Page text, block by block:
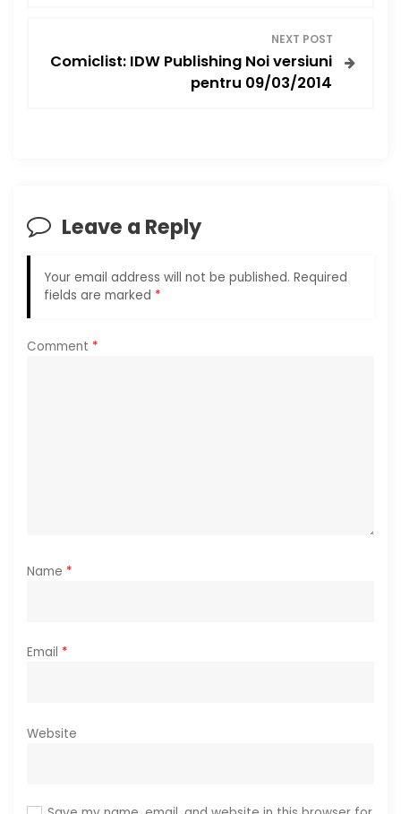
i
a
t
NEXT POST
Comiclist: IDW Publishing Noi versiuni
pentru 09/03/2014
Leave a Reply
Your email address will not be published. Required
fields are marked *
Comment *
Name *
Email *
Website